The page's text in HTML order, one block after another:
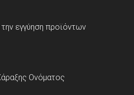
εγγύηση προϊόντων
Ονόματος